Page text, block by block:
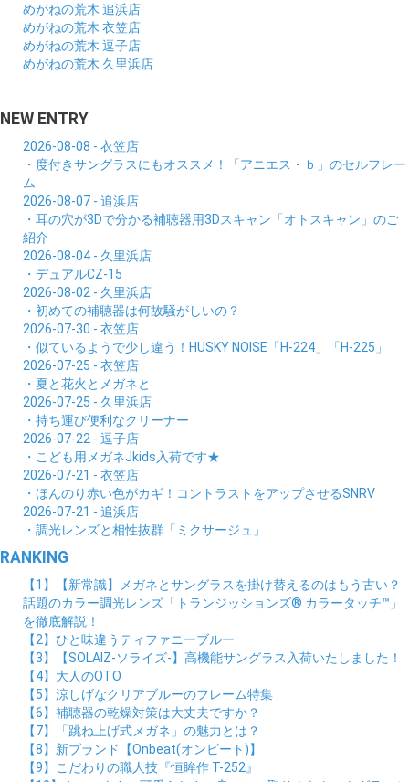
めがねの荒木 追浜店
めがねの荒木 衣笠店
めがねの荒木 逗子店
めがねの荒木 久里浜店
NEW ENTRY
2026-08-08 - 衣笠店
・度付きサングラスにもオススメ！「アニエス・ｂ」のセルフレー
ム
2026-08-07 - 追浜店
・耳の穴が3Dで分かる補聴器用3Dスキャン「オトスキャン」のご
紹介
2026-08-04 - 久里浜店
・デュアルCZ-15
2026-08-02 - 久里浜店
・初めての補聴器は何故騒がしいの？
2026-07-30 - 衣笠店
・似ているようで少し違う！HUSKY NOISE「H-224」「H-225」
2026-07-25 - 衣笠店
・夏と花火とメガネと
2026-07-25 - 久里浜店
・持ち運び便利なクリーナー
2026-07-22 - 逗子店
・こども用メガネJkids入荷です★
2026-07-21 - 衣笠店
・ほんのり赤い色がカギ！コントラストをアップさせるSNRV
2026-07-21 - 追浜店
・調光レンズと相性抜群「ミクサージュ」
RANKING
【1】【新常識】メガネとサングラスを掛け替えるのはもう古い？
話題のカラー調光レンズ「トランジッションズ® カラータッチ™」
を徹底解説！
【2】ひと味違うティファニーブルー
【3】【SOLAIZ-ソライズ-】高機能サングラス入荷いたしました！
【4】大人のOTO
【5】涼しげなクリアブルーのフレーム特集
【6】補聴器の乾燥対策は大丈夫ですか？
【7】「跳ね上げ式メガネ」の魅力とは？
【8】新ブランド【Onbeat(オンビート)】
【9】こだわりの職人技『恒眸作 T-252』